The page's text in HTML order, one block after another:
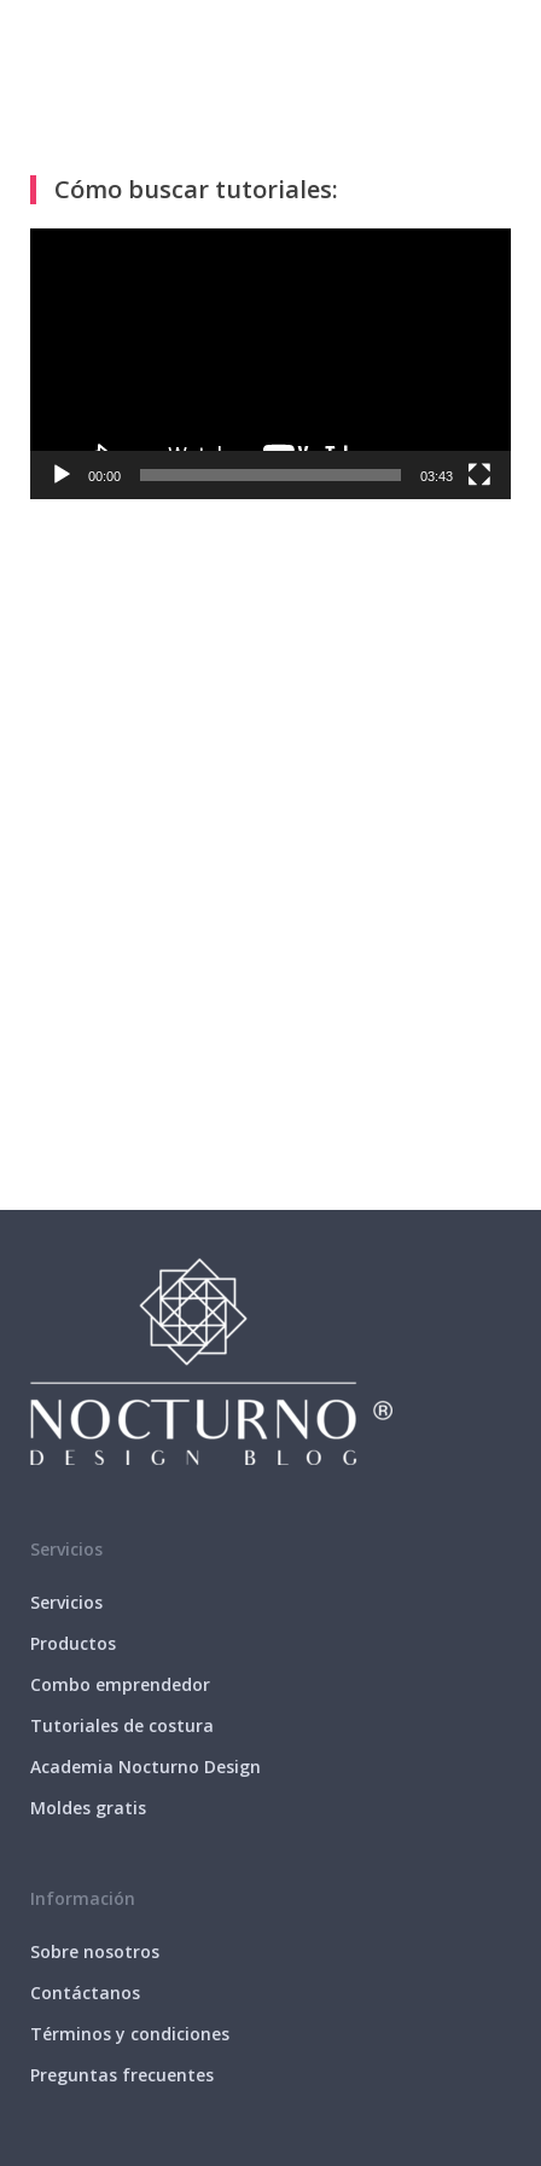
Cómo buscar tutoriales:
00:00 03:43
Servicios
Servicios
Productos
Combo emprendedor
Tutoriales de costura
Academia Nocturno Design
Moldes gratis
Información
Sobre nosotros
Contáctanos
Términos y condiciones
Preguntas frecuentes